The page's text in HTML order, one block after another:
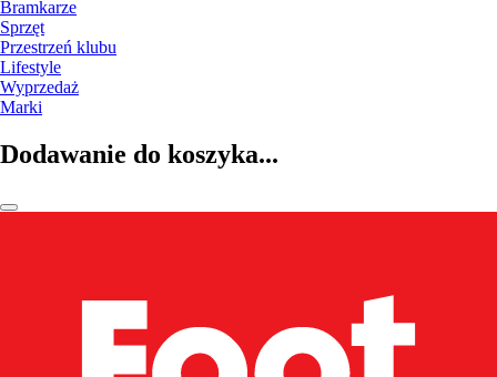
Bramkarze
Sprzęt
Przestrzeń klubu
Lifestyle
Wyprzedaż
Marki
Dodawanie do koszyka...